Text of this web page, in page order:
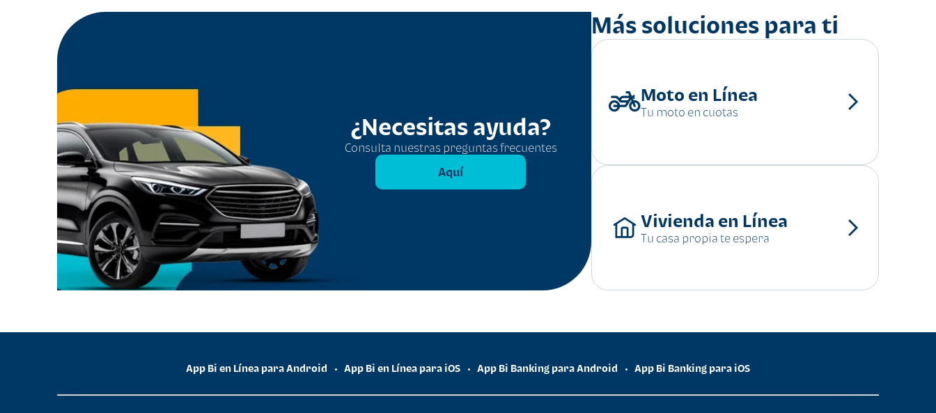
¿Necesitas ayuda?
Consulta nuestras preguntas frecuentes
Aquí
Más soluciones para ti
Moto en Línea
Tu moto en cuotas
Vivienda en Línea
Tu casa propia te espera
App Bi en Línea para Android • App Bi en Línea para iOS • App Bi Banking para Android • App Bi Banking para iOS